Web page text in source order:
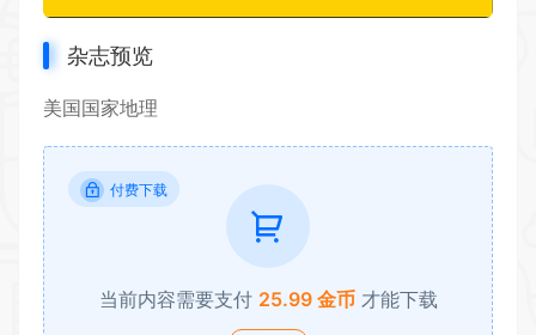
杂志预览
美国国家地理
付费下载
当前内容需要支付 25.99 金币 才能下载